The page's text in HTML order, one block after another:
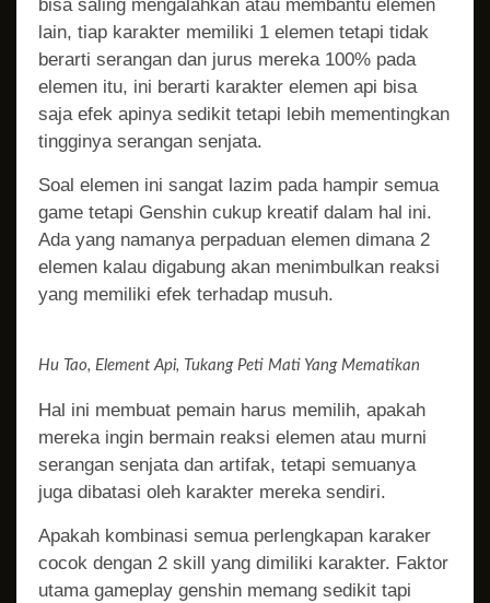
bisa saling mengalahkan atau membantu elemen
lain, tiap karakter memiliki 1 elemen tetapi tidak
berarti serangan dan jurus mereka 100% pada
elemen itu, ini berarti karakter elemen api bisa
saja efek apinya sedikit tetapi lebih mementingkan
tingginya serangan senjata.
Soal elemen ini sangat lazim pada hampir semua
game tetapi Genshin cukup kreatif dalam hal ini.
Ada yang namanya perpaduan elemen dimana 2
elemen kalau digabung akan menimbulkan reaksi
yang memiliki efek terhadap musuh.
Hu Tao, Element Api, Tukang Peti Mati Yang Mematikan
Hal ini membuat pemain harus memilih, apakah
mereka ingin bermain reaksi elemen atau murni
serangan senjata dan artifak, tetapi semuanya
juga dibatasi oleh karakter mereka sendiri.
Apakah kombinasi semua perlengkapan karaker
cocok dengan 2 skill yang dimiliki karakter. Faktor
utama gameplay genshin memang sedikit tapi